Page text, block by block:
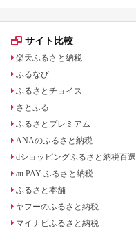
サイト比較
楽天ふるさと納税
ふるなび
ふるさとチョイス
さとふる
ふるさとプレミアム
ANAのふるさと納税
dショッピングふるさと納税百選
au PAY ふるさと納税
ふるさと本舗
ヤフーのふるさと納税
マイナビふるさと納税